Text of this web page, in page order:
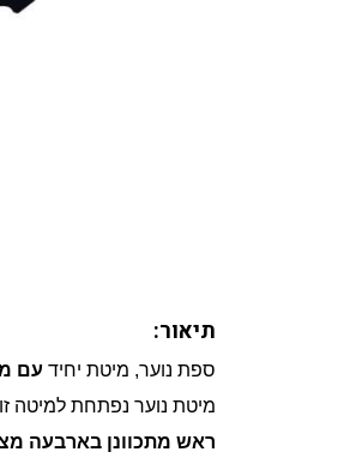
תיאור:
ספת נוער, מיטת יחיד עם
מיטת נוער נפתחת למיטה
ראש מתכוונן בארבעה